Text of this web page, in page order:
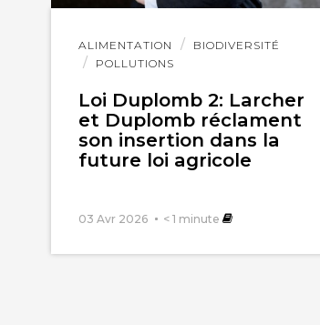
ALIMENTATION
BIODIVERSITÉ
POLLUTIONS
Loi Duplomb 2: Larcher
et Duplomb réclament
son insertion dans la
future loi agricole
03 Avr 2026 < 1 minute
Lire
l'article